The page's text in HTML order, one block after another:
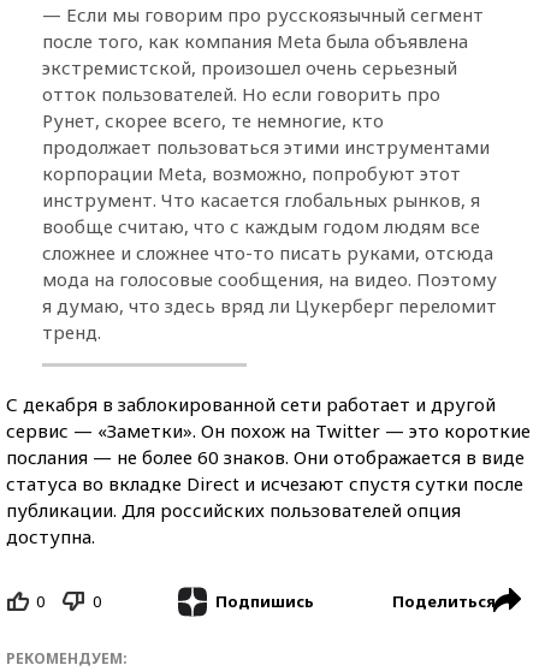
— Если мы говорим про русскоязычный сегмент
после того, как компания Meta была объявлена
экстремистской, произошел очень серьезный
отток пользователей. Но если говорить про
Рунет, скорее всего, те немногие, кто
продолжает пользоваться этими инструментами
корпорации Meta, возможно, попробуют этот
инструмент. Что касается глобальных рынков, я
вообще считаю, что с каждым годом людям все
сложнее и сложнее что-то писать руками, отсюда
мода на голосовые сообщения, на видео. Поэтому
я думаю, что здесь вряд ли Цукерберг переломит
тренд.
С декабря в заблокированной сети работает и другой
сервис — «Заметки». Он похож на Twitter — это короткие
послания — не более 60 знаков. Они отображается в виде
статуса во вкладке Direct и исчезают спустя сутки после
публикации. Для российских пользователей опция
доступна.
0 0 Подпишись Поделиться
РЕКОМЕНДУЕМ: